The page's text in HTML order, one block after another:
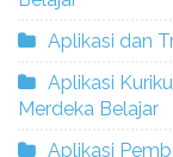
Aplikasi dan
Aplikasi
Merdeka Belajar
Aplikasi